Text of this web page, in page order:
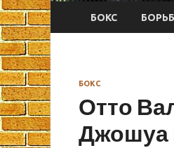
БОКС
БОКС
Отто
Джошуа